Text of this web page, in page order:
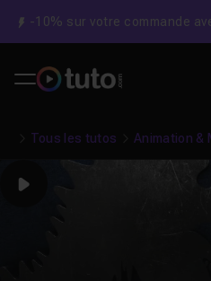
-10% sur votre commande
Tous les tutos Animation &
Play